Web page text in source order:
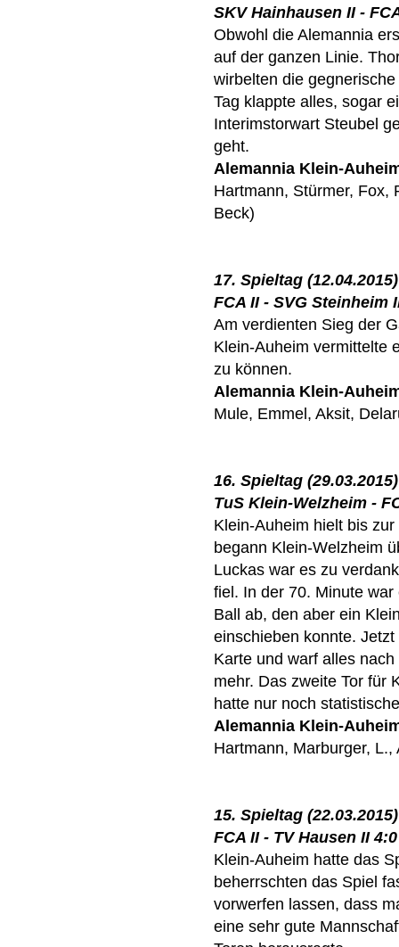
SKV Hainhausen II -
Obwohl die Alemannia
auf der ganzen Linie.
wirbelten die
Tag klappte alles, sogar
Interimstorwart Steubel
geht.
Alemannia Klein-
Hartmann, Stürmer, Fox,
Beck)
17. Spieltag (12.04.2015)
FCA II - SVG Steinheim
Am verdienten Sieg der
Klein-Auheim vermittelte
zu können.
Alemannia Klein-
Mule, Emmel, Aksit,
16. Spieltag (29.03.2015)
TuS Klein-Welzheim -
Klein-Auheim hielt bis
begann Klein-Welzheim
Luckas war es zu
fiel. In der 70. Minute
Ball ab, den aber ein
einschieben konnte.
Karte und warf alles
mehr. Das zweite Tor für
hatte nur noch
Alemannia Klein-
Hartmann, Marburger,
15. Spieltag (22.03.2015)
FCA II - TV Hausen II
Klein-Auheim hatte das
beherrschten das Spiel
vorwerfen lassen, dass
eine sehr gute